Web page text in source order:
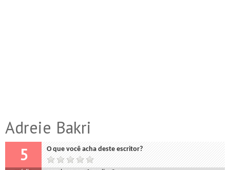
Adreie Bakri
5 O que você acha deste escritor?